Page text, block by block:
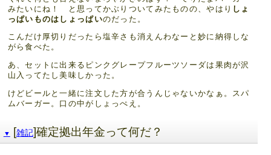
みたいにね！ と思ってかぶりついてみたものの、やはり しょ
っぱいものはしょっぱいのだった。
こんだけ厚切りだったら塩辛さも消えんわなーと妙に納得しな
がら食べた。
あ、セットに出来るピンクグレープフルーツソーダは果肉が沢
山入ってたし美味しかった。
けどビールと一緒に注文した方が合うんじゃないかなぁ。スパ
ムバーガー。口の中がしょっぺえ。
▼ [雑記]確定拠出年金って何だ？